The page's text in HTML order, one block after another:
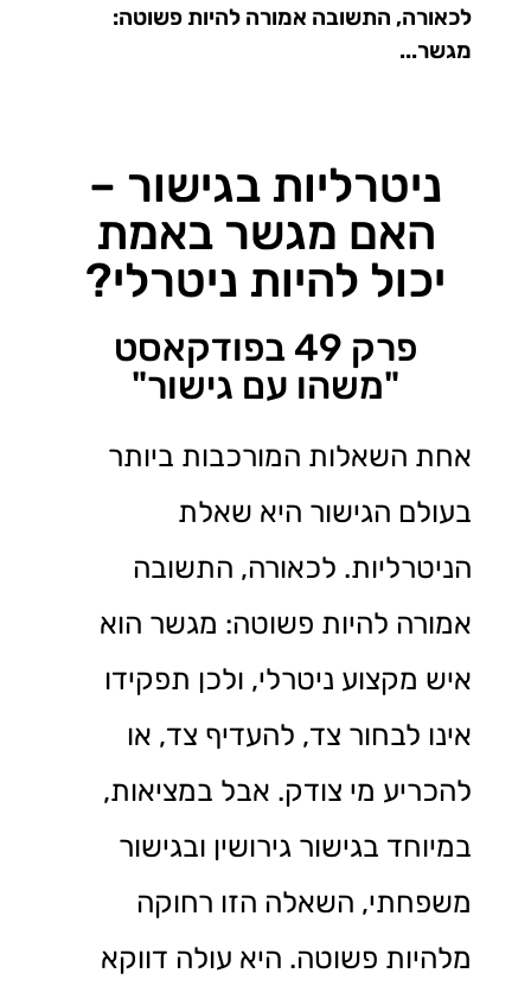
לכאורה, התשובה אמורה להיות פשוטה:
מגשר...
ניטרליות בגישור –
האם מגשר באמת
יכול להיות ניטרלי?
פרק 49 בפודקאסט
"משהו עם גישור"
אחת השאלות המורכבות ביותר
בעולם הגישור היא שאלת
הניטרליות. לכאורה, התשובה
אמורה להיות פשוטה: מגשר הוא
איש מקצוע ניטרלי, ולכן תפקידו
אינו לבחור צד, להעדיף צד, או
להכריע מי צודק. אבל במציאות,
במיוחד בגישור גירושין ובגישור
משפחתי, השאלה הזו רחוקה
מלהיות פשוטה. היא עולה דווקא